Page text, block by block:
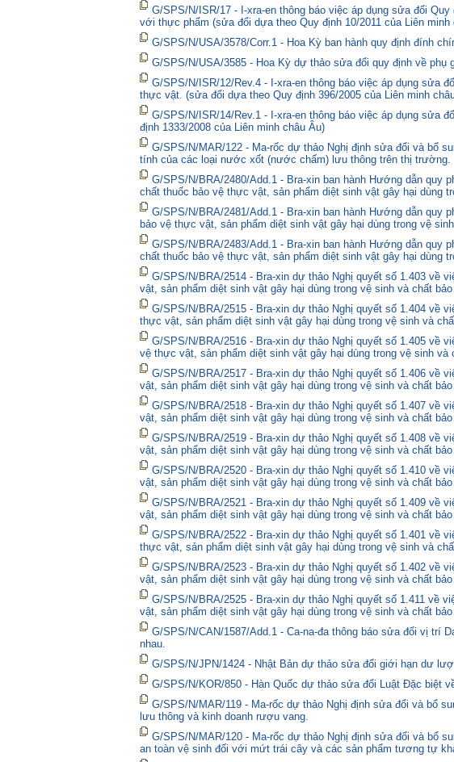
G/SPS/N/ISR/17 - I-xra-en thông báo việc áp dụng sửa đổi
với thực phẩm (sửa đổi dựa theo Quy định 10/2011 của Liên minh
G/SPS/N/USA/3578/Corr.1 - Hoa Kỳ ban hành quy định đính
G/SPS/N/USA/3585 - Hoa Kỳ dự thảo sửa đổi quy định về
G/SPS/N/ISR/12/Rev.4 - I-xra-en thông báo việc áp dụng sửa
thực vật. (sửa đổi dựa theo Quy định 396/2005 của Liên minh
G/SPS/N/ISR/14/Rev.1 - I-xra-en thông báo việc áp dụng sửa
định 1333/2008 của Liên minh châu Âu)
G/SPS/N/MAR/122 - Ma-rốc dự thảo Nghị định sửa đổi và bổ
tính của các loại nước xốt (nước chấm) lưu thông trên thị trường.
G/SPS/N/BRA/2480/Add.1 - Bra-xin ban hành Hướng dẫn quy
chất thuốc bảo vệ thực vật, sản phẩm diệt sinh vật gây hại dùng
G/SPS/N/BRA/2481/Add.1 - Bra-xin ban hành Hướng dẫn quy
bảo vệ thực vật, sản phẩm diệt sinh vật gây hại dùng trong vệ
G/SPS/N/BRA/2483/Add.1 - Bra-xin ban hành Hướng dẫn quy
chất thuốc bảo vệ thực vật, sản phẩm diệt sinh vật gây hại dùng
G/SPS/N/BRA/2514 - Bra-xin dự thảo Nghị quyết số 1.403 về
vật, sản phẩm diệt sinh vật gây hại dùng trong vệ sinh và chất bảo
G/SPS/N/BRA/2515 - Bra-xin dự thảo Nghị quyết số 1.404 về
thực vật, sản phẩm diệt sinh vật gây hại dùng trong vệ sinh và
G/SPS/N/BRA/2516 - Bra-xin dự thảo Nghị quyết số 1.405 về
vệ thực vật, sản phẩm diệt sinh vật gây hại dùng trong vệ sinh và
G/SPS/N/BRA/2517 - Bra-xin dự thảo Nghị quyết số 1.406 về
vật, sản phẩm diệt sinh vật gây hại dùng trong vệ sinh và chất bảo
G/SPS/N/BRA/2518 - Bra-xin dự thảo Nghị quyết số 1.407 về
vật, sản phẩm diệt sinh vật gây hại dùng trong vệ sinh và chất bảo
G/SPS/N/BRA/2519 - Bra-xin dự thảo Nghị quyết số 1.408 về
vật, sản phẩm diệt sinh vật gây hại dùng trong vệ sinh và chất bảo
G/SPS/N/BRA/2520 - Bra-xin dự thảo Nghị quyết số 1.410 về
vật, sản phẩm diệt sinh vật gây hại dùng trong vệ sinh và chất bảo
G/SPS/N/BRA/2521 - Bra-xin dự thảo Nghị quyết số 1.409 về
vật, sản phẩm diệt sinh vật gây hại dùng trong vệ sinh và chất bảo
G/SPS/N/BRA/2522 - Bra-xin dự thảo Nghị quyết số 1.401 về
thực vật, sản phẩm diệt sinh vật gây hại dùng trong vệ sinh và
G/SPS/N/BRA/2523 - Bra-xin dự thảo Nghị quyết số 1.402 về
vật, sản phẩm diệt sinh vật gây hại dùng trong vệ sinh và chất bảo
G/SPS/N/BRA/2525 - Bra-xin dự thảo Nghị quyết số 1.411 về
vật, sản phẩm diệt sinh vật gây hại dùng trong vệ sinh và chất bảo
G/SPS/N/CAN/1587/Add.1 - Ca-na-đa thông báo sửa đổi vị trí
nhau.
G/SPS/N/JPN/1424 - Nhật Bản dự thảo sửa đổi giới hạn dư
G/SPS/N/KOR/850 - Hàn Quốc dự thảo sửa đổi Luật Đặc biệt
G/SPS/N/MAR/119 - Ma-rốc dự thảo Nghị định sửa đổi và bổ
lưu thông và kinh doanh rượu vang.
G/SPS/N/MAR/120 - Ma-rốc dự thảo Nghị định sửa đổi và bổ
an toàn vệ sinh đối với mứt trái cây và các sản phẩm tương tự